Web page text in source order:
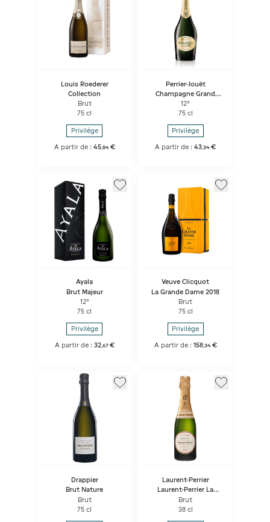
Louis Roederer
Collection
Brut
75 cl
Privilège
A partir de : 45, 84 €
Perrier-Jouët
Champagne Grand
Brut
12°
75 cl
Privilège
A partir de :43 ,34 €
Ayala
Brut Majeur
12°
75 cl
Privilège
A partir de : 32, 67 €
Veuve Clicquot
La Grande Dame 2018
Brut
75 cl
Privilège
A partir de : 158, 34 €
Drappier
Brut Nature
Brut
75 cl
Laurent-Perrier
Laurent-Perrier La
Cuvée
Brut
38 cl